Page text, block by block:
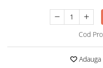
Tunuri de caldura si
Utilaje constructie
Cod